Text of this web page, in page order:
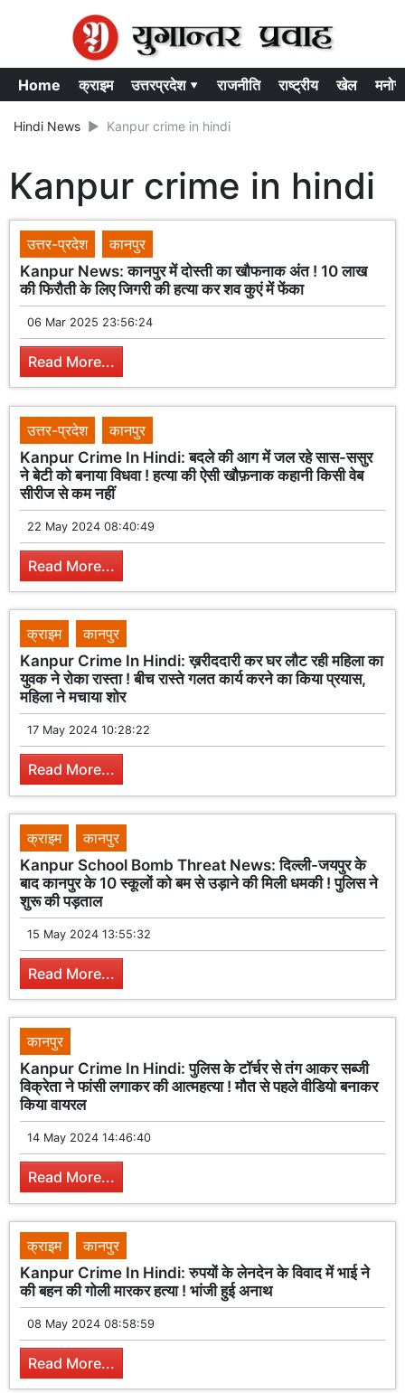
Home क्राइम उत्तरप्रदेश ▾ राजनीति राष्ट्रीय खेल
Hindi News Kanpur crime in hindi
Kanpur crime in hindi
उत्तर-प्रदेश
कानपुर
Kanpur News: कानपुर में दोस्ती का खौफनाक अंत ! 10 लाख
की फिरौती के लिए जिगरी की हत्या कर शव कुएं में फेंका
06 Mar 2025 23:56:24
Read More...
उत्तर-प्रदेश
कानपुर
Kanpur Crime In Hindi: बदले की आग में जल रहे सास-ससुर
ने बेटी को बनाया विधवा ! हत्या की ऐसी खौफ़नाक कहानी किसी वेब
सीरीज से कम नहीं
22 May 2024 08:40:49
Read More...
क्राइम
कानपुर
Kanpur Crime In Hindi: ख़रीददारी कर घर लौट रही महिला का
युवक ने रोका रास्ता ! बीच रास्ते गलत कार्य करने का किया प्रयास,
महिला ने मचाया शोर
17 May 2024 10:28:22
Read More...
क्राइम
कानपुर
Kanpur School Bomb Threat News: दिल्ली-जयपुर के
बाद कानपुर के 10 स्कूलों को बम से उड़ाने की मिली धमकी ! पुलिस ने
शुरू की पड़ताल
15 May 2024 13:55:32
Read More...
कानपुर
Kanpur Crime In Hindi: पुलिस के टॉर्चर से तंग आकर सब्जी
विक्रेता ने फांसी लगाकर की आत्महत्या ! मौत से पहले वीडियो बनाकर
किया वायरल
14 May 2024 14:46:40
Read More...
क्राइम
कानपुर
Kanpur Crime In Hindi: रुपयों के लेनदेन के विवाद में भाई ने
की बहन की गोली मारकर हत्या ! भांजी हुई अनाथ
08 May 2024 08:58:59
Read More...